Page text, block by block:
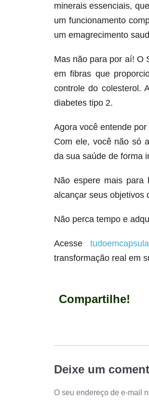
minerais essenciais,
um funcionamento
um emagrecimento
Mas não para por aí! O
em fibras que
controle do colesterol.
diabetes tipo 2.
Agora você entende
Com ele, você não só
da sua saúde de forma
Não espere mais para
alcançar seus objetivos
Não perca tempo e
Acesse
transformação real em
Compartilhe!
Deixe um
O seu endereço de e-mail